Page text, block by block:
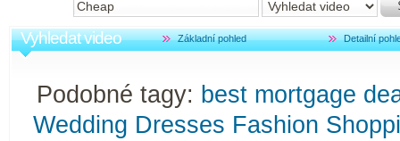
Vyhledat video Základní pohled Detailní
Podobné tagy: best mortgage
Wedding Dresses Fashion